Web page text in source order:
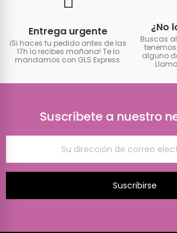
Entrega urgente
iSi haces tu pedido antes de las
17h lo recibes mañana! Te lo
mandamos con GLS Express.
¿No
Buscas
alguno
Suscríbete a nuestro
Suscribirse